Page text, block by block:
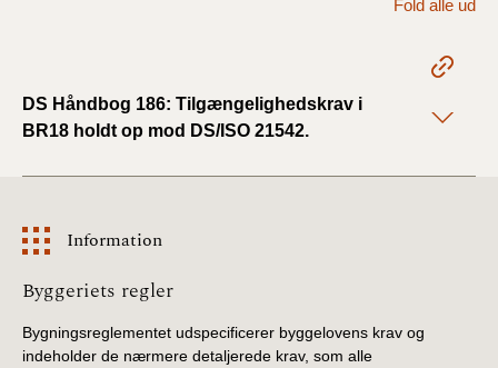
BR18 (29/6 - 31/12
2021)
BR18 (1/7-31/12
Fold alle ud
DS Håndbog 186: Tilgængelighedskrav i
BR18 holdt op mod DS/ISO 21542.
Information
Information
Byggeriets regler
Bygningsreglementet udspecificerer byggelovens krav og
indeholder de nærmere detaljerede krav, som alle